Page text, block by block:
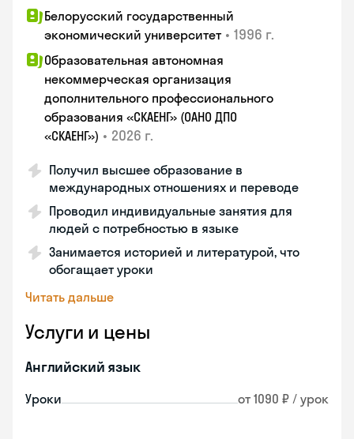
Белорусский государственный
экономический университет • 1996 г.
Образовательная автономная
некоммерческая организация
дополнительного профессионального
образования «СКАЕНГ» (ОАНО ДПО
«СКАЕНГ») • 2026 г.
Получил высшее образование в
международных отношениях и переводе
Проводил индивидуальные занятия для
людей с потребностью в языке
Занимается историей и литературой, что
обогащает уроки
Читать дальше
Услуги и цены
Английский язык
Уроки от 1090 ₽ / урок